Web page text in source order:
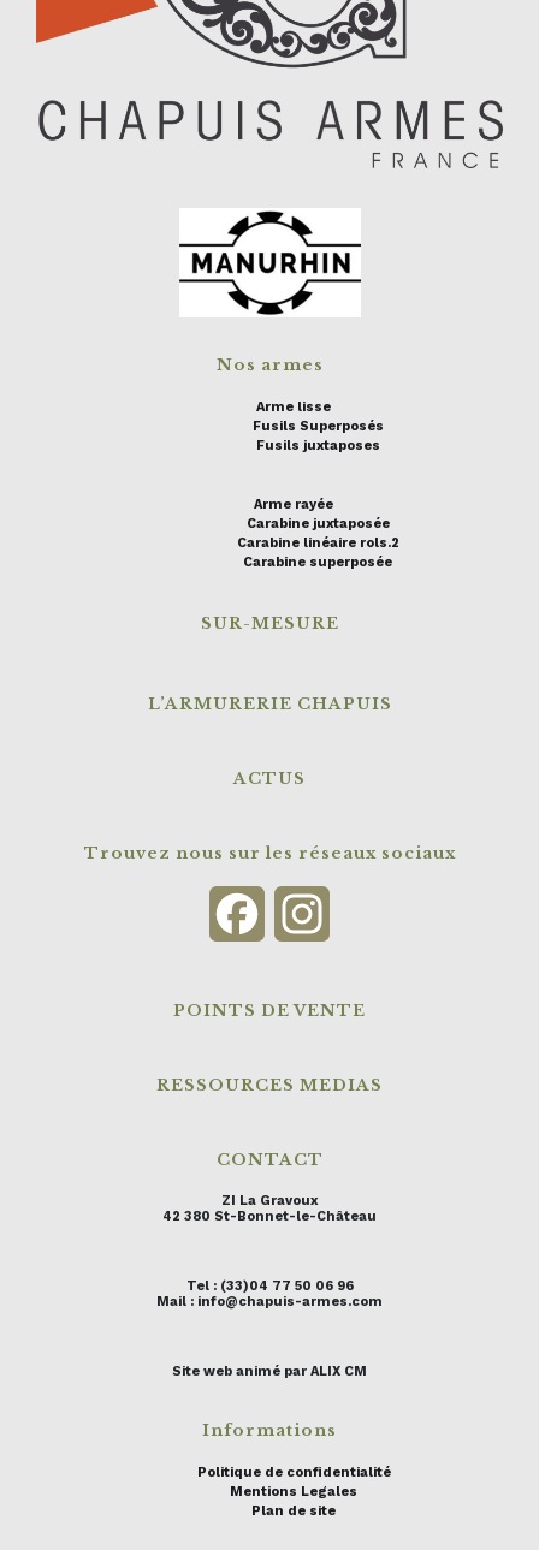
Nos armes
Arme lisse
Fusils Superposés
Fusils juxtaposes
Arme rayée
Carabine juxtaposée
Carabine linéaire rols.2
Carabine superposée
SUR-MESURE
L’ARMURERIE CHAPUIS
ACTUS
Trouvez nous sur les réseaux sociaux
Facebook
POINTS DE VENTE
RESSOURCES MEDIAS
CONTACT
ZI La Gravoux
42 380 St-Bonnet-le-Château
Tel : (33)04 77 50 06 96
Mail : info@chapuis-armes.com
Site web animé par ALIX CM
Informations
Politique de confidentialité
Mentions Legales
Plan de site